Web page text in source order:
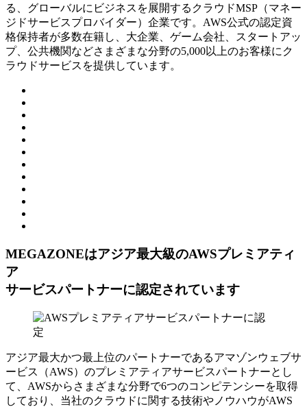
る、グローバルにビジネスを展開するクラウドMSP（マネー
ジドサービスプロバイダー）企業です。AWS公式の認定資
格保持者が多数在籍し、⼤企業、ゲーム会社、スタートアッ
プ、公共機関などさまざまな分野の5,000以上のお客様にク
ラウドサービスを提供しています。
MEGAZONEはアジア最⼤級のAWSプレミアティ
ア
サービスパートナーに認定されています
アジア最大かつ最上位のパートナーであるアマゾンウェブサ
ービス（AWS）のプレミアティアサービスパートナーとし
て、AWSからさまざまな分野で6つのコンピテンシーを取得
しており、当社のクラウドに関する技術やノウハウがAWS